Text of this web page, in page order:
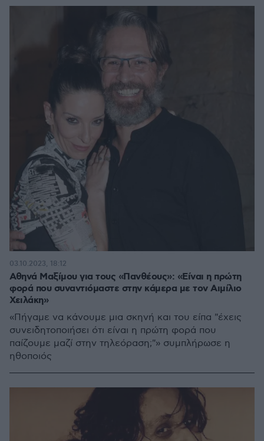
Αθηνά Μαξίμου για τους «Πανθέους»: «Είναι η πρώτη
φορά που συναντιόμαστε στην κάμερα με τον Αιμίλιο
Χειλάκη»
«Πήγαμε να κάνουμε μια σκηνή και του είπα "έχεις
συνειδητοποιήσει ότι είναι η πρώτη φορά που
παίζουμε μαζί στην τηλεόραση;"» συμπλήρωσε η
ηθοποιός
03.10.2023, 18:12